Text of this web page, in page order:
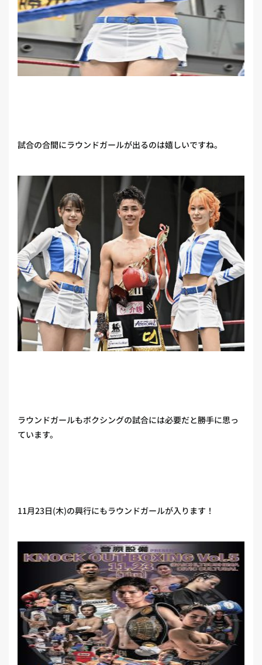
試合の合間にラウンドガールが出るのは嬉しいですね。
ラウンドガールもボクシングの試合には必要だと勝手に思っ
ています。
11月23日(木)の興行にもラウンドガールが入ります！